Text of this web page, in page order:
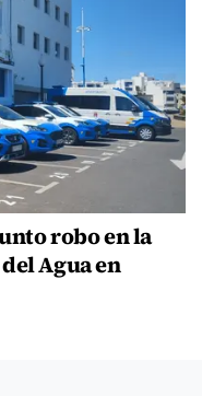
robo en la
Agua en